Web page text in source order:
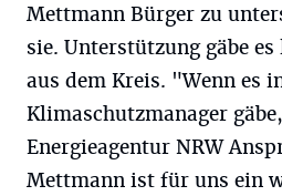
Mettmann Bürger zu
sie. Unterstützung gäbe
aus dem Kreis. "Wenn es
Klimaschutzmanager
Energieagentur NRW
Mettmann ist für uns ein